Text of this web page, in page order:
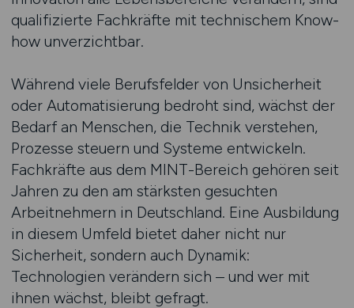
qualifizierte Fachkräfte mit technischem Know-
how unverzichtbar.
Während viele Berufsfelder von Unsicherheit
oder Automatisierung bedroht sind, wächst der
Bedarf an Menschen, die Technik verstehen,
Prozesse steuern und Systeme entwickeln.
Fachkräfte aus dem MINT-Bereich gehören seit
Jahren zu den am stärksten gesuchten
Arbeitnehmern in Deutschland. Eine Ausbildung
in diesem Umfeld bietet daher nicht nur
Sicherheit, sondern auch Dynamik:
Technologien verändern sich – und wer mit
ihnen wächst, bleibt gefragt.